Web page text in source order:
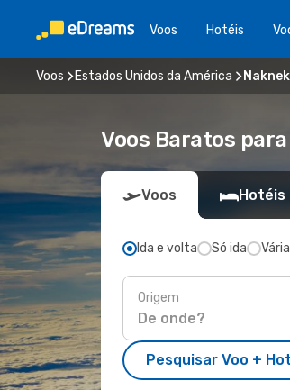
Voos Hotéis
Voos Estados Unidos da América Naknek
Voos Baratos
Voos Hotéis
Ida e volta Só ida
Origem
Pesquisar Voo +